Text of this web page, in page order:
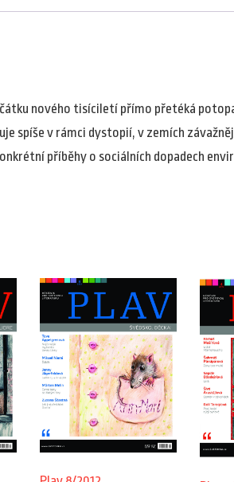
nového tisíciletí přímo přetéká
spíše v rámci dystopií, v zemích
příběhy o sociálních dopadech